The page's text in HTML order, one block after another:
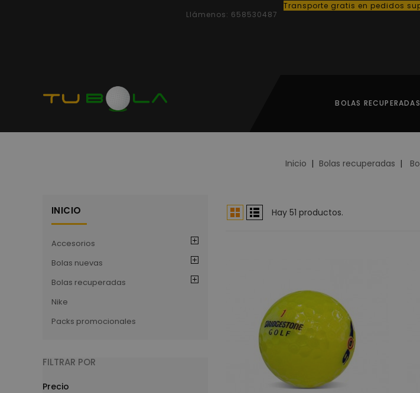
Llámenos: 658530487
Transporte gratis en pedidos
BOLAS RECUPERADAS
Inicio Bolas recuperadas
INICIO
Accesorios
Bolas nuevas
Bolas recuperadas
Nike
Packs promocionales
FILTRAR POR
Precio
Hay 51 productos.